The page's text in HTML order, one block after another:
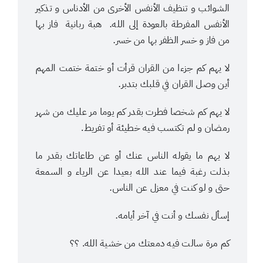
الشوائب و تنظيف الأنفس الأخرى من الأدناس و تذكير
الأنفس المفرطة بالعودة إلى الله. هبة ربانية فاز بها
من فاز و خسر الظفر بها من خسر.
لا يهم كم جزءا من القران قرأت أو ختمة ختمت المهم
أين وصل القران في قلبك بتدبر.
لا يهم كم شخصا فطرت بقدر كم يوما مر عليك من شهر
رمضان و لم تكتسب فيه خطيئة أو تفريط.
لا يهم ما يقوله الناس عنك أو عن طاعاتك بقدر ما
بذلت رغبة فيما عند الله بعيدا عن الرياء و السمعة
حتى و لو كنت في معزل عن الناس.
إسأل نفسك و أنت في آخر أيامه.
كم مرة سالت فيه دمعتك من خشية الله. ؟؟